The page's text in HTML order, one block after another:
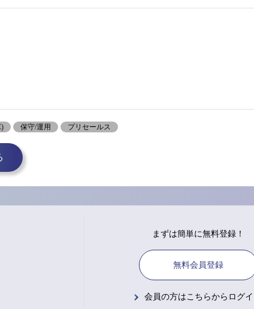
保守/運用 プリセールス
まずは簡単に無料登録！
無料会員登録
会員の方はこちらからログ